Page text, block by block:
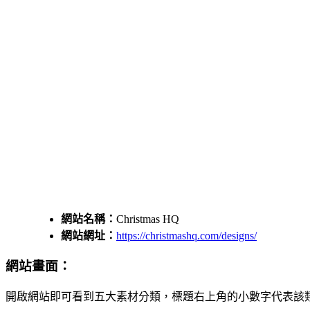
網站名稱： Christmas HQ
網站網址： https://christmashq.com/designs/
網站畫面：
開啟網站即可看到五大素材分類，標題右上角的小數字代表該